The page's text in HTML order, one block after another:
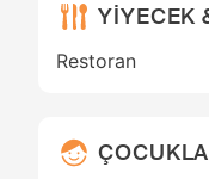
YİYECEK
Restoran